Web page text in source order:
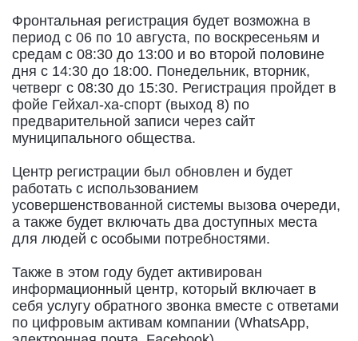
Фронтальная регистрация будет возможна в
период с 06 по 10 августа, по воскресеньям и
средам с 08:30 до 13:00 и во второй половине
дня с 14:30 до 18:00. Понедельник, вторник,
четверг с 08:30 до 15:30. Регистрация пройдет в
фойе Гейхал-ха-спорт (выход 8) по
предварительной записи через сайт
муниципального общества.
Центр регистрации был обновлен и будет
работать с использованием
усовершенствованной системы вызова очереди,
а также будет включать два доступных места
для людей с особыми потребностями.
Также в этом году будет активирован
информационный центр, который включает в
себя услугу обратного звонка вместе с ответами
по цифровым активам компании (WhatsApp,